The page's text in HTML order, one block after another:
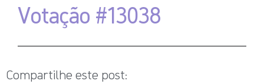
Votação #13038
Compartilhe este post: